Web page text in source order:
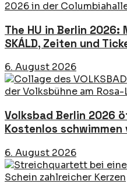
The HU in Berlin 2026:
SKÁLD, Zeiten und
6. August 2026
Volksbad Berlin 2026
Kostenlos schwimmen
6. August 2026